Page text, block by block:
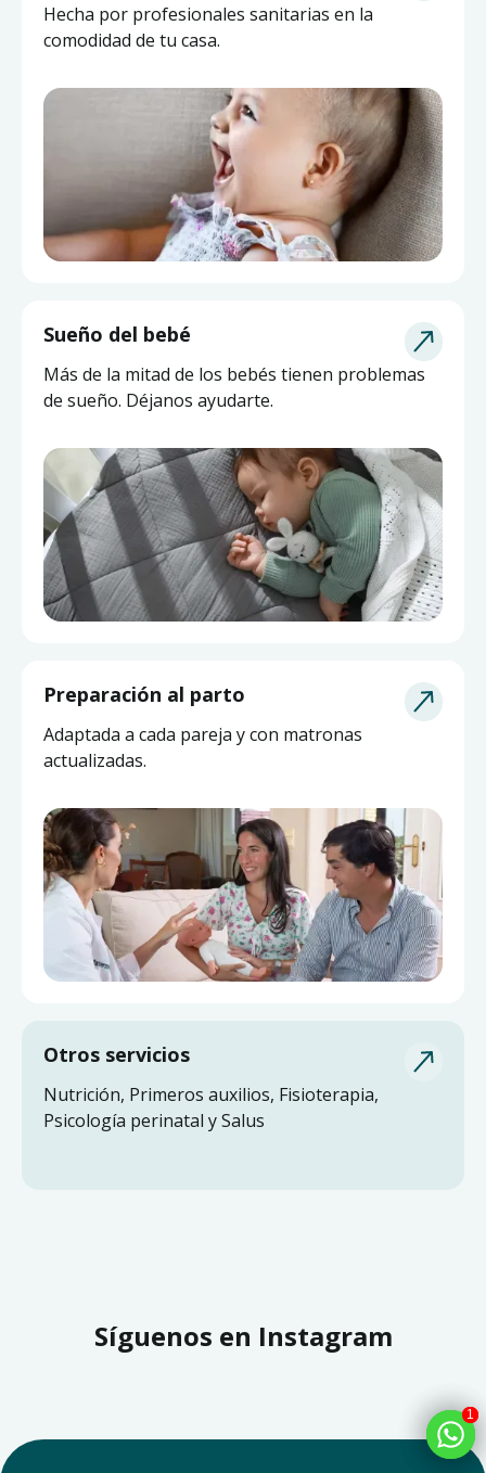
1
Hecha por profesionales sanitarias en la
comodidad de tu casa.
Asesoría de Lactancia
Pide ayuda a una matrona experta y actualizada
sin salir de casa.
Preparación al parto
Adaptada a cada pareja y con matronas
actualizadas.
Sueño del bebé
Más de la mitad de los bebés tienen problemas
de sueño. Déjanos ayudarte.
Otros servicios
Nutrición, Primeros auxilios, Fisioterapia,
Psicología perinatal y Salus
Síguenos en Instagram
1